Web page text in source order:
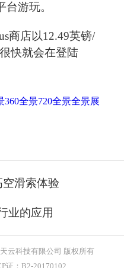
游玩。
商店以12.49英镑/
快就会在登陆
360全景720全景全景展
滑索体验
业的应用
云科技有限公司 版权所有
证：B2-20170102